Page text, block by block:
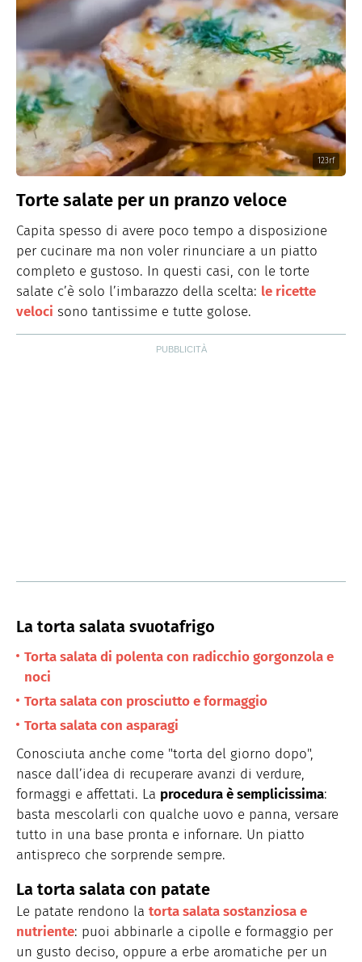
123rf
Torte salate per un pranzo veloce
Capita spesso di avere poco tempo a disposizione
per cucinare ma non voler rinunciare a un piatto
completo e gustoso. In questi casi, con le torte
salate c’è solo l’imbarazzo della scelta: le ricette
veloci sono tantissime e tutte golose.
La torta salata svuotafrigo
Torta salata di polenta con radicchio gorgonzola e
noci
Torta salata con prosciutto e formaggio
Torta salata con asparagi
Conosciuta anche come "torta del giorno dopo",
nasce dall’idea di recuperare avanzi di verdure,
formaggi e affettati. La procedura è semplicissima:
basta mescolarli con qualche uovo e panna, versare
tutto in una base pronta e infornare. Un piatto
antispreco che sorprende sempre.
La torta salata con patate
Le patate rendono la torta salata sostanziosa e
nutriente: puoi abbinarle a cipolle e formaggio per
un gusto deciso, oppure a erbe aromatiche per un